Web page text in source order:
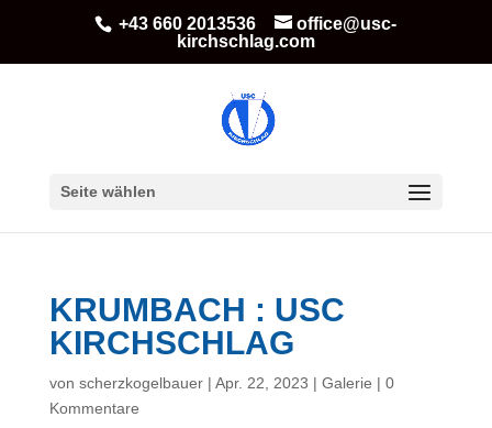
+43 660 2013536
office@usc-
kirchschlag.com
Seite wählen
KRUMBACH : USC
KIRCHSCHLAG
von scherzkogelbauer| Apr. 22, 2023 | Galerie | 0
Kommentare